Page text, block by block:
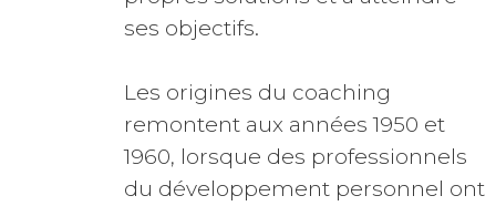
ses objectifs.
Les origines du coaching
remontent aux années 1950 et
1960, lorsque des professionnels
du développement personnel ont